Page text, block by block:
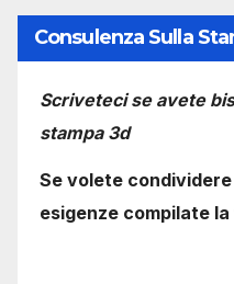
Consulenza Sulla
Scriveteci se avete
stampa 3d
Se volete
esigenze compilate